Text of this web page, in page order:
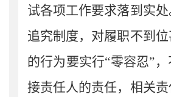
试各项工作要求落到实
追究制度，对履职不到
的行为要实行“零容忍”
接责任人的责任，相关